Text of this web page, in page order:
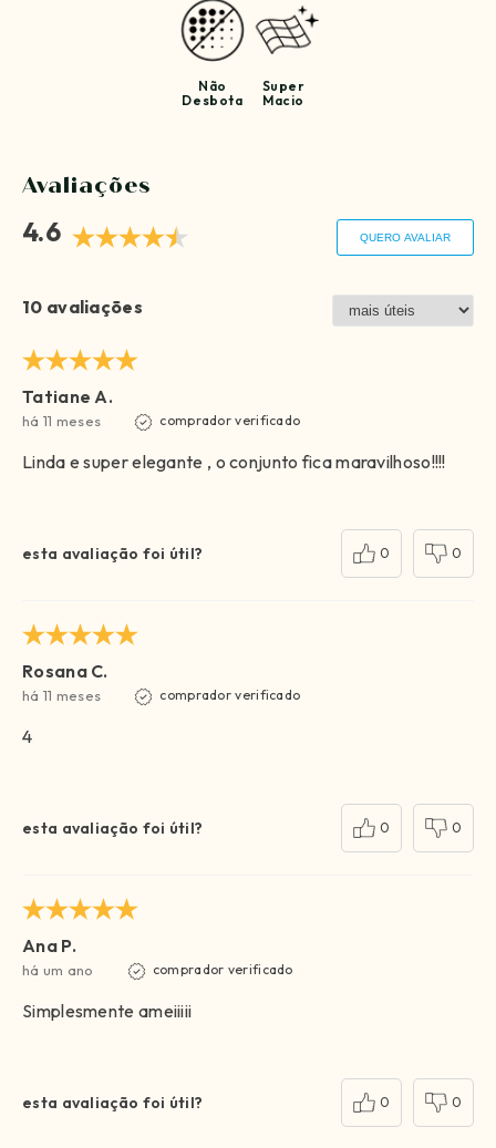
Não
Desbota
Super
Macio
Avaliações
4.6 QUERO AVALIAR
10 avaliações
Tatiane A.
há 11 meses comprador verificado
Linda e super elegante , o conjunto fica maravilhoso!!!!
esta avaliação foi útil? 0 0
Rosana C.
há 11 meses comprador verificado
4
esta avaliação foi útil? 0 0
Ana P.
há um ano comprador verificado
Simplesmente ameiiiii
esta avaliação foi útil? 0 0